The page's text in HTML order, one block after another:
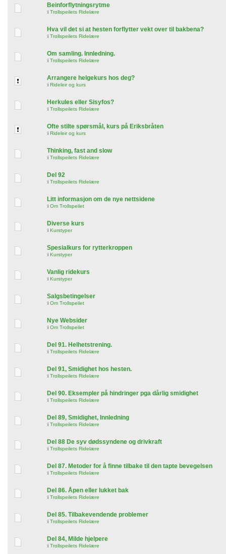
Beinforflytningsrytme
i Trollspeilets Ridelære
Hva vil det si at hesten forflytter vekt over til bakbena?
i Trollspeilets Ridelære
Om samling. Innledning.
i Trollspeilets Ridelære
Arrangere helgekurs hos deg?
i Rideleir og kurs
Herkules eller Sisyfos?
i Trollspeilets Ridelære
Ofte stilte spørsmål, kurs på Eriksbråten
i Rideleir og kurs
Thinking, fast and slow
i Trollspeilets Ridelære
Del 92
i Trollspeilets Ridelære
Litt informasjon om de nye nettsidene
i Om Trollspeilet
Diverse kurs
i Kurstyper
Spesialkurs for rytterkroppen
i Kurstyper
Vanlig ridekurs
i Kurstyper
Salgsbetingelser
i Om Trollspeilet
Nye Websider
i Om Trollspeilet
Del 91. Helhetstrening.
i Trollspeilets Ridelære
Del 91, Smidighet hos hesten.
i Trollspeilets Ridelære
Del 90. Eksempler på hindringer pga dårlig smidighet
i Trollspeilets Ridelære
Del 89, Smidighet, Innledning
i Trollspeilets Ridelære
Del 88 De syv dødssyndene og drivkraft
i Trollspeilets Ridelære
Del 87. Metoder for å finne tilbake til den tapte bevegelsen
i Trollspeilets Ridelære
Del 86. Åpen eller lukket bak
i Trollspeilets Ridelære
Del 85. Tilbakevendende problemer
i Trollspeilets Ridelære
Del 84, Milde hjelpere
i Trollspeilets Ridelære